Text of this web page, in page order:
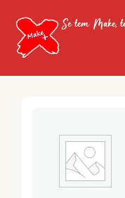
Se tem Make,